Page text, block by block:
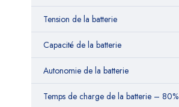
Tension de la batterie
Capacité de la batterie
Autonomie de la batterie
Temps de charge de la batterie – 80%